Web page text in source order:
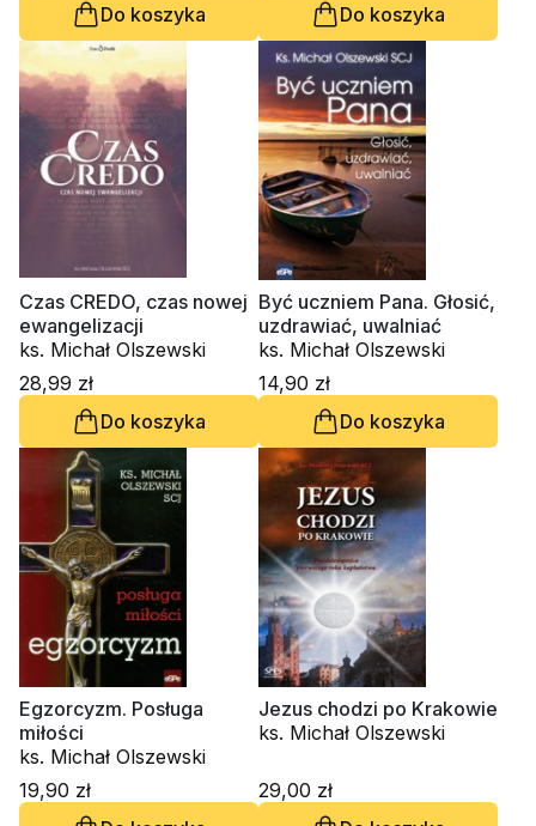
Do koszyka
Do koszyka
Czas CREDO, czas nowej
ewangelizacji
ks. Michał Olszewski
28,99 zł
Do koszyka
Być uczniem Pana. Głosić,
uzdrawiać, uwalniać
ks. Michał Olszewski
14,90 zł
Do koszyka
Egzorcyzm. Posługa
miłości
ks. Michał Olszewski
19,90 zł
Jezus chodzi po Krakowie
ks. Michał Olszewski
29,00 zł